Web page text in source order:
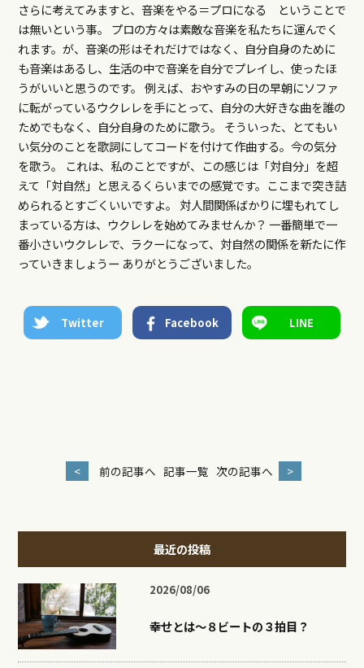
さらに考えてみますと、音楽をやる＝プロになる ということで
は無いという事。 プロの方々は素敵な音楽を私たちに運んでく
れます。が、音楽の形はそれだけではなく、自分自身のために
も音楽はあるし、生活の中で音楽を自分でプレイし、使ったほ
うがいいと思うのです。 例えば、おやすみの日の早朝にソファ
に転がっているウクレレを手にとって、自分の大好きな曲を誰の
ためでもなく、自分自身のために歌う。 そういった、とてもい
い気分のことを歌詞にしてコードを付けて作曲する。今の気分
を歌う。 これは、私のことですが、この感じは「対自分」を超
えて「対自然」と思えるくらいまでの感覚です。ここまで突き詰
められるとすごくいいですよ。 対人間関係ばかりに埋もれてし
まっている方は、ウクレレを始めてみませんか？ 一番簡単で一
番小さいウクレレで、ラクーになって、対自然の関係を新たに作
っていきましょうー ありがとうございました。
Twitter Facebook LINE
< 前の記事へ 記事一覧 次の記事へ >
最近の投稿
2026/08/06
幸せとは〜８ビートの３拍目？